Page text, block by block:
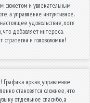
сюжетом и увлекательным
а управление интуитивное.
удовольствие, хотя
что добавляет интереса.
и головоломки!
яркая, управление
становятся сложнее, что
отдельное спасибо, а